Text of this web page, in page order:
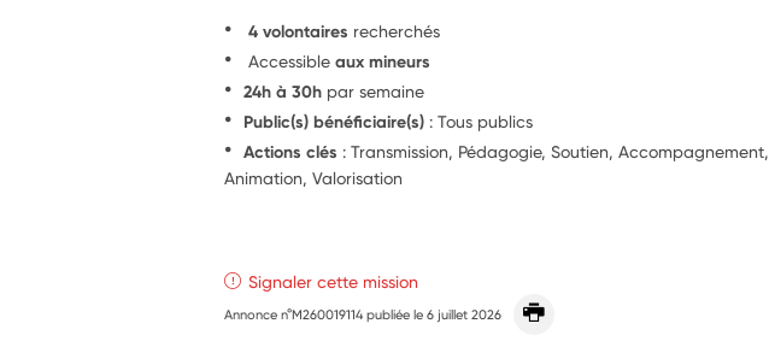
4 volontaires recherchés
Accessibleaux mineurs
24h à 30h par semaine
Public(s) bénéficiaire(s) : Tous publics
Actions clés : Transmission, Pédagogie, Soutien, Accompagnement,
Animation, Valorisation
Signaler cette mission
Annonce n°M260019114 publiée le6 juillet 2026